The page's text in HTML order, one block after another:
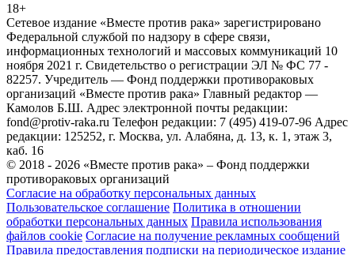
18+
Сетевое издание «Вместе против рака» зарегистрировано
Федеральной службой по надзору в сфере связи,
информационных технологий и массовых коммуникаций 10
ноября 2021 г. Свидетельство о регистрации ЭЛ № ФС 77 -
82257. Учредитель — Фонд поддержки противораковых
организаций «Вместе против рака» Главный редактор —
Камолов Б.Ш. Адрес электронной почты редакции:
fond@protiv-raka.ru Телефон редакции: 7 (495) 419-07-96 Адрес
редакции: 125252, г. Москва, ул. Алабяна, д. 13, к. 1, этаж 3,
каб. 16
© 2018 - 2026 «Вместе против рака» – Фонд поддержки
противораковых организаций
Согласие на обработку персональных данных
Пользовательское соглашение Политика в отношении
обработки персональных данных Правила использования
файлов cookie Согласие на получение рекламных сообщений
Правила предоставления подписки на периодическое издание